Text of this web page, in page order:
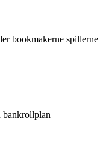
bookmakerne spillerne
bankrollplan